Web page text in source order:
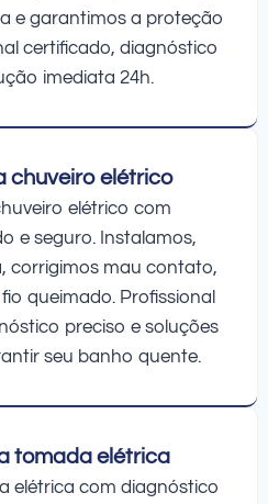
e garantimos a proteção
certificado, diagnóstico
imediata 24h.
chuveiro elétrico
elétrico com
e seguro. Instalamos,
corrigimos mau contato,
queimado. Profissional
preciso e soluções
seu banho quente.
tomada elétrica
elétrica com diagnóstico